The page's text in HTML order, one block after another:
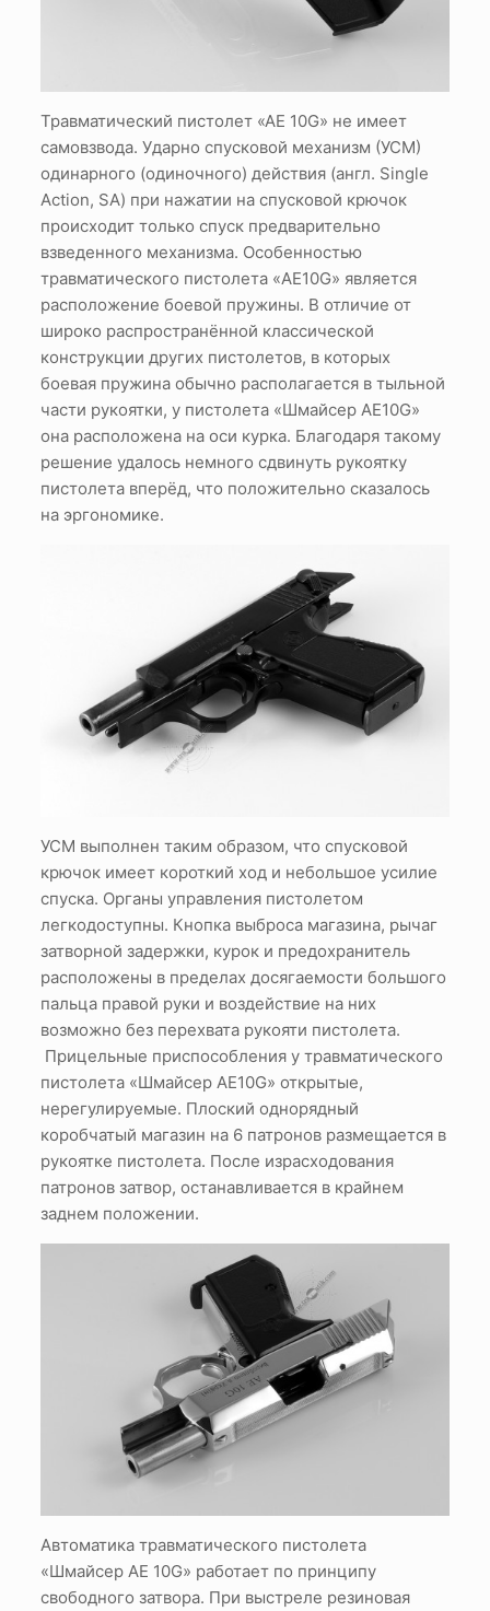
Травматический пистолет «АЕ 10G» не имеет
самовзвода. Ударно спусковой механизм (УСМ)
одинарного (одиночного) действия (англ. Single
Action, SA) при нажатии на спусковой крючок
происходит только спуск предварительно
взведенного механизма. Особенностью
травматического пистолета «AE10G» является
расположение боевой пружины. В отличие от
широко распространённой классической
конструкции других пистолетов, в которых
боевая пружина обычно располагается в тыльной
части рукоятки, у пистолета «Шмайсер АЕ10G»
она расположена на оси курка. Благодаря такому
решение удалось немного сдвинуть рукоятку
пистолета вперёд, что положительно сказалось
на эргономике.
УСМ выполнен таким образом, что спусковой
крючок имеет короткий ход и небольшое усилие
спуска. Органы управления пистолетом
легкодоступны. Кнопка выброса магазина, рычаг
затворной задержки, курок и предохранитель
расположены в пределах досягаемости большого
пальца правой руки и воздействие на них
возможно без перехвата рукояти пистолета.
Прицельные приспособления у травматического
пистолета «Шмайсер АЕ10G» открытые,
нерегулируемые. Плоский однорядный
коробчатый магазин на 6 патронов размещается в
рукоятке пистолета. После израсходования
патронов затвор, останавливается в крайнем
заднем положении.
Автоматика травматического пистолета
«Шмайсер АЕ 10G» работает по принципу
свободного затвора. При выстреле резиновая